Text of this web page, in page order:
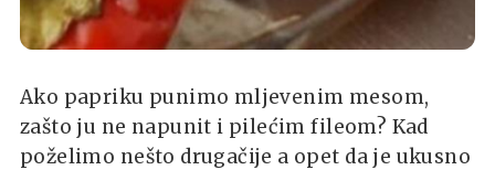
Ako papriku punimo mljevenim mesom,
zašto ju ne napunit i pilećim fileom? Kad
poželimo nešto drugačije a opet da je ukusno